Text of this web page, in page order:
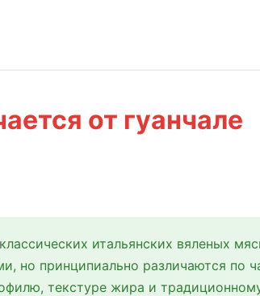
от гуанчале
итальянских вяленых
но принципиально различаются по
текстуре жира и